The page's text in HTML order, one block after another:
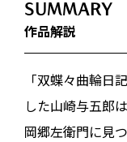
SUMMARY
作品解説
「双蝶々曲輪日
した山崎与五郎
岡郷左衛門に見